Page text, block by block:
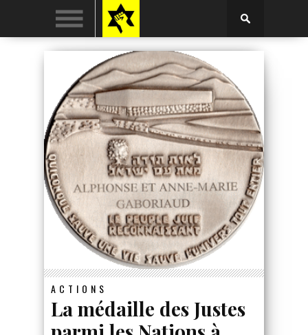
ACTIONS
La médaille des Justes